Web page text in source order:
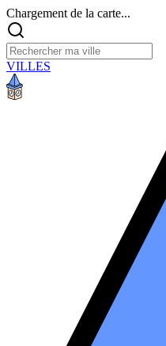
Chargement de la carte...
VILLES